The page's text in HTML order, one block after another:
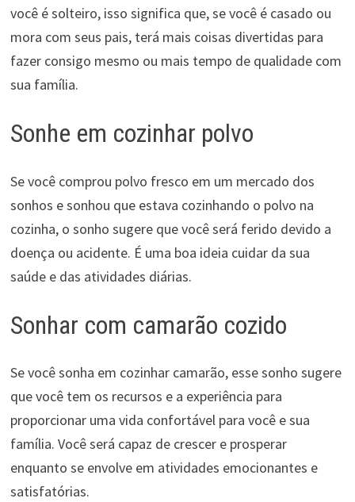
você é solteiro, isso significa que, se você é casado ou
mora com seus pais, terá mais coisas divertidas para
fazer consigo mesmo ou mais tempo de qualidade com
sua família.
Sonhe em cozinhar polvo
Se você comprou polvo fresco em um mercado dos
sonhos e sonhou que estava cozinhando o polvo na
cozinha, o sonho sugere que você será ferido devido a
doença ou acidente. É uma boa ideia cuidar da sua
saúde e das atividades diárias.
Sonhar com camarão cozido
Se você sonha em cozinhar camarão, esse sonho sugere
que você tem os recursos e a experiência para
proporcionar uma vida confortável para você e sua
família. Você será capaz de crescer e prosperar
enquanto se envolve em atividades emocionantes e
satisfatórias.